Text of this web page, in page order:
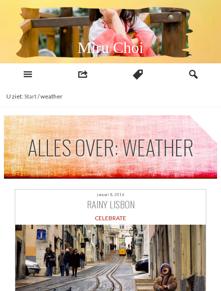
inhoud
Miru Choi
U ziet:Start/weather
ALLES OVER: WEATHER
januari 8, 2016
RAINY LISBON
CELEBRATE